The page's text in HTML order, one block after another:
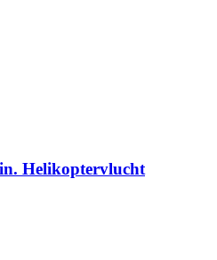
Helikoptervlucht